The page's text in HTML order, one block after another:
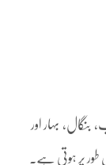
بہار اور
پر ہوتی ہے۔